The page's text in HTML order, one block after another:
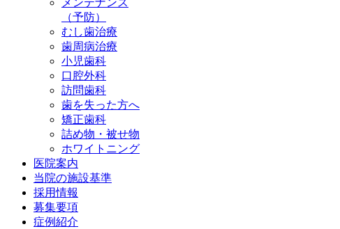
（予防）
むし歯治療
歯周病治療
小児歯科
口腔外科
訪問歯科
歯を失った方へ
矯正歯科
詰め物・被せ物
ホワイトニング
医院案内
当院の施設基準
採用情報
募集要項
症例紹介